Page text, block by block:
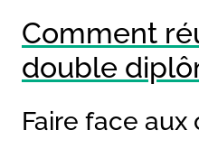
Comment
double
Faire face